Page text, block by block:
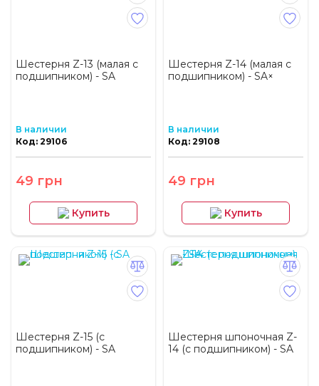
Шестерня Z-13 (малая с
подшипником) - SA
В наличии
Код: 29106
49 грн
Купить
Шестерня Z-14 (малая с
подшипником) - SA×
В наличии
Код: 29108
49 грн
Купить
Шестерня Z-15 (с
подшипником) - SA
Шестерня шпоночная Z-
14 (с подшипником) - SA